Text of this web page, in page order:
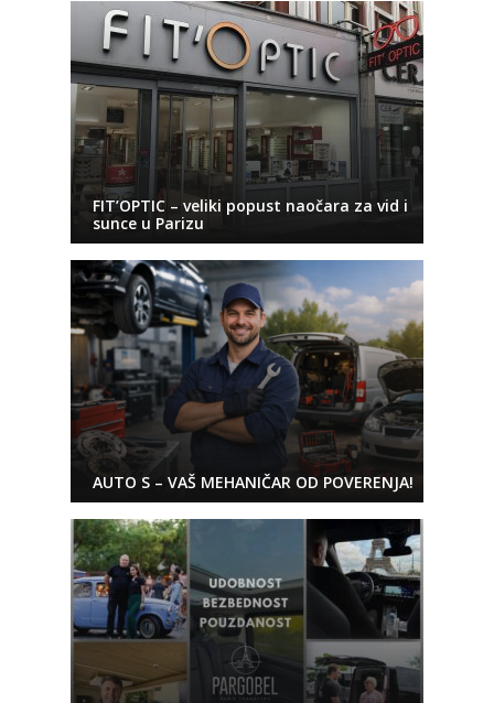
FIT’OPTIC – veliki popust naočara za vid i
sunce u Parizu
AUTO S – VAŠ MEHANIČAR OD POVERENJA!